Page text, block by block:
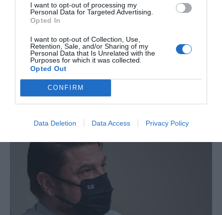
I want to opt-out of processing my
Personal Data for Targeted Advertising.
Opted In
I want to opt-out of Collection, Use,
Retention, Sale, and/or Sharing of my
Personal Data that Is Unrelated with the
Purposes for which it was collected.
Opted Out
CONFIRM
Data Deletion Data Access Privacy Policy
Σήμερα ανακοινώθηκαν 1193 νέα κρούσματα του νέου ιού
στη χώρα, εκ των οποίων 10 εντοπίστηκαν κατόπιν
αριθμός των κρουσμάτων είναι 104227, εκ…
ΔΕΊΤΕ ΠΕΡΙΣΣΌΤΕΡΑ